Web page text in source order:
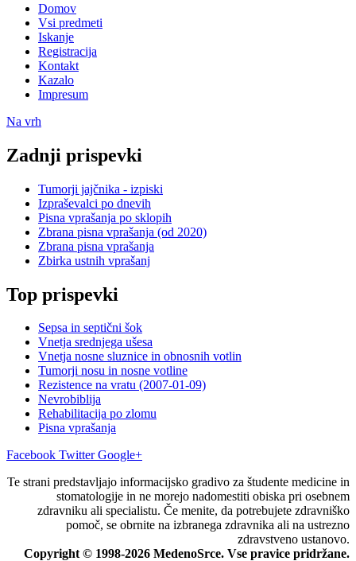
Domov
Vsi predmeti
Iskanje
Registracija
Kontakt
Kazalo
Impresum
Na vrh
Zadnji prispevki
Tumorji jajčnika - izpiski
Izpraševalci po dnevih
Pisna vprašanja po sklopih
Zbrana pisna vprašanja (od 2020)
Zbrana pisna vprašanja
Zbirka ustnih vprašanj
Top prispevki
Sepsa in septični šok
Vnetja srednjega ušesa
Vnetja nosne sluznice in obnosnih votlin
Tumorji nosu in nosne votline
Rezistence na vratu (2007-01-09)
Nevrobiblija
Rehabilitacija po zlomu
Pisna vprašanja
Facebook Twitter Google+
Te strani predstavljajo informacijsko gradivo za študente medicine in
stomatologije in ne morejo nadomestiti obiska pri osebnem
zdravniku ali specialistu. Če menite, da potrebujete zdravniško
pomoč, se obrnite na izbranega zdravnika ali na ustrezno
zdravstveno ustanovo.
Copyright © 1998-2026 MedenoSrce. Vse pravice pridržane.